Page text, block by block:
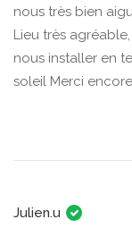
nous très bien
Lieu très
nous installer en
soleil Merci
Julien.u